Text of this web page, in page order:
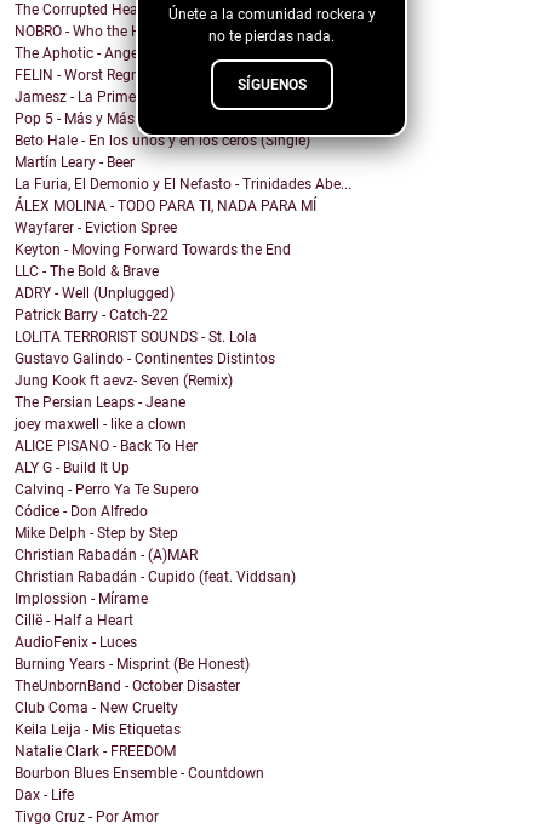
Únete a la comunidad rockera y
no te pierdas nada.
SÍGUENOS
The Corrupted Hearts - We Dug a Ditch & Laid Down
NOBRO - Who the Hell Am I?
The Aphotic - Angel
FELIN - Worst Regret
Jamesz - La Primera Brisa
Pop 5 - Más y Más
Beto Hale - En los unos y en los ceros (Single)
Martín Leary - Beer
La Furia, El Demonio y El Nefasto - Trinidades Abe...
ÁLEX MOLINA - TODO PARA TI, NADA PARA MÍ
Wayfarer - Eviction Spree
Keyton - Moving Forward Towards the End
LLC - The Bold & Brave
ADRY - Well (Unplugged)
Patrick Barry - Catch-22
LOLITA TERRORIST SOUNDS - St. Lola
Gustavo Galindo - Continentes Distintos
Jung Kook ft aevz- Seven (Remix)
The Persian Leaps - Jeane
joey maxwell - like a clown
ALICE PISANO - Back To Her
ALY G - Build It Up
Calvinq - Perro Ya Te Supero
Códice - Don Alfredo
Mike Delph - Step by Step
Christian Rabadán - (A)MAR
Christian Rabadán - Cupido (feat. Viddsan)
Implossion - Mírame
Cillë - Half a Heart
AudioFenix - Luces
Burning Years - Misprint (Be Honest)
TheUnbornBand - October Disaster
Club Coma - New Cruelty
Keila Leija - Mis Etiquetas
Natalie Clark - FREEDOM
Bourbon Blues Ensemble - Countdown
Dax - Life
Tivgo Cruz - Por Amor